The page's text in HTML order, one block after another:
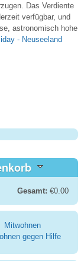
Das Verdiente
verfügbar, und
astronomisch hohe
- Neuseeland
Gesamt: €0.00
gegen Hilfe